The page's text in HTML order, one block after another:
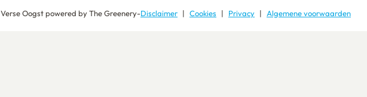
Verse Oogstpowered byThe Greenery-Disclaimer Cookies Privacy Algemene voorwaarden